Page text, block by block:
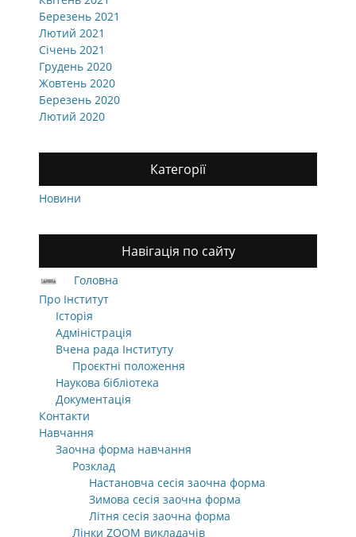
Березень 2021
Лютий 2021
Січень 2021
Грудень 2020
Жовтень 2020
Березень 2020
Лютий 2020
Категорії
Новини
Навігація по сайту
Головна
Про Інститут
Історія
Адміністрація
Вчена рада Інституту
Проєктні положення
Наукова бібліотека
Документація
Контакти
Навчання
Заочна форма навчання
Розклад
Настановча сесія заочна форма
Зимова сесія заочна форма
Літня сесія заочна форма
Лінки ZOOM викладачів